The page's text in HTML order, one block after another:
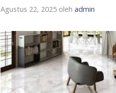
Agustus 22, 2025 oleh admin